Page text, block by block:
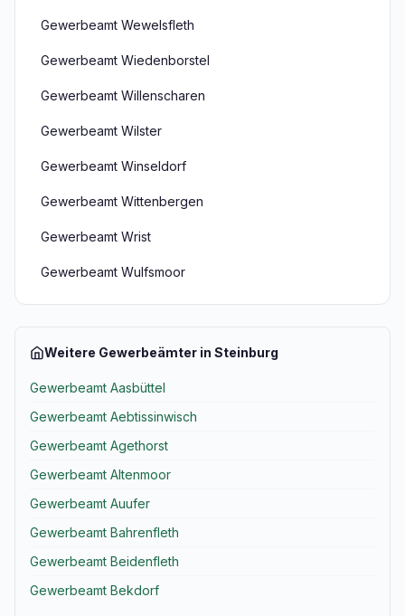
Gewerbeamt Wewelsfleth
Gewerbeamt Wiedenborstel
Gewerbeamt Willenscharen
Gewerbeamt Wilster
Gewerbeamt Winseldorf
Gewerbeamt Wittenbergen
Gewerbeamt Wrist
Gewerbeamt Wulfsmoor
Weitere Gewerbeämter in Steinburg
Gewerbeamt Aasbüttel
Gewerbeamt Aebtissinwisch
Gewerbeamt Agethorst
Gewerbeamt Altenmoor
Gewerbeamt Auufer
Gewerbeamt Bahrenfleth
Gewerbeamt Beidenfleth
Gewerbeamt Bekdorf